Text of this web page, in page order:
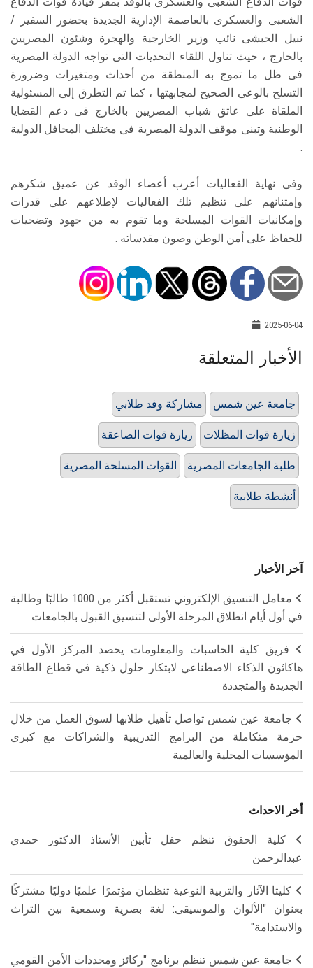
الشعبى والعسكرى بالعاصمة الإدارية الجديدة بحضور السفير /
نبيل الحبشى نائب وزير الخارجية والهجرة وشئون المصريين
بالخارج ، حيث تناول اللقاء التحديات التى تواجه الدولة المصرية
فى ظل ما تموج به المنطقة من أحداث ومتغيرات وضرورة
التسلح بالوعى الصحيح لمجابهتها ، كما تم التطرق إلى المسئولية
الملقاة على عاتق شباب المصريين بالخارج فى دعم القضايا
الوطنية وتبنى موقف الدولة المصرية فى مختلف المحافل الدولية
.
وفى نهاية الفعاليات أعرب أعضاء الوفد عن عميق شكرهم
وإمتنانهم على تنظيم تلك الفعاليات لإطلاعهم على قدرات
وإمكانيات القوات المسلحة وما تقوم به من جهود وتضحيات
للحفاظ على أمن الوطن وصون مقدساته .
2025-06-04
الأخبار المتعلقة
مشاركة وفد طلابي جامعة عين شمس
زيارة قوات الصاعقة زيارة قوات المظلات
القوات المسلحة المصرية طلبة الجامعات المصرية
أنشطة طلابية
آخر الأخبار
معامل التنسيق الإلكتروني تستقبل أكثر من 1000 طالبًا وطالبة
في أول أيام انطلاق المرحلة الأولى لتنسيق القبول بالجامعات
فريق كلية الحاسبات والمعلومات يحصد المركز الأول في
هاكاثون الذكاء الاصطناعي لابتكار حلول ذكية في قطاع الطاقة
الجديدة والمتجددة
جامعة عين شمس تواصل تأهيل طلابها لسوق العمل من خلال
حزمة متكاملة من البرامج التدريبية والشراكات مع كبرى
المؤسسات المحلية والعالمية
أخر الاحداث
كلية الحقوق تنظم حفل تأبين الأستاذ الدكتور حمدي
عبدالرحمن
كليتا الآثار والتربية النوعية تنظمان مؤتمرًا علميًا دوليًا مشتركًا
بعنوان "الألوان والموسيقى: لغة بصرية وسمعية بين التراث
والاستدامة"
جامعة عين شمس تنظم برنامج "ركائز ومحددات الأمن القومي